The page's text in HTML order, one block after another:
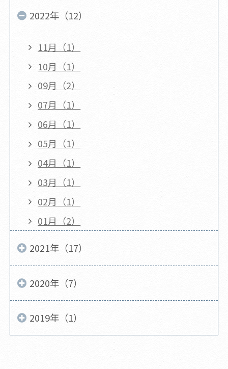
2022年（12）
11月（1）
10月（1）
09月（2）
07月（1）
06月（1）
05月（1）
04月（1）
03月（1）
02月（1）
01月（2）
2021年（17）
2020年（7）
2019年（1）